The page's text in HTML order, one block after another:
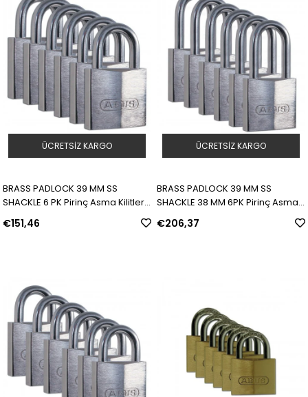
BRASS PADLOCK 39 MM SS
SHACKLE 6 PK Pirinç Asma Kilitler |
€151,46
ÜCRETSIZ KARGO
BRASS PADLOCK 39 MM SS
SHACKLE 38 MM 6PK Pirinç Asma
Y462656
€206,37
ÜCRETSIZ KARGO